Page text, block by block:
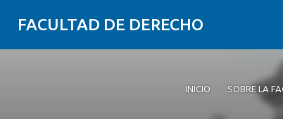
FACULTAD DE DERECHO
INICIO SOBRE LA